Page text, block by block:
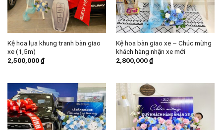
Kệ hoa lụa khung tranh bàn giao
xe (1,5m)
2,500,000₫
Kệ hoa bàn giao xe – Chúc mừng
khách hàng nhận xe mới
2,800,000₫